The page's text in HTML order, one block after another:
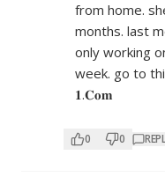
from home.
months. last
only working
week. go to
𝟏­­­.­­­­𝐂­­­­­­𝐨­­­­­𝐦
0 0